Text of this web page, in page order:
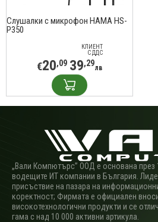
Слушалки с микрофон HAMA HS-
P350
КЛИЕНТ
С ДДС
€20,09 39,29лв
„Вали Компютърс” ООД е основана през
водещите ИТ компании в България.
присъствие на пазара на
коректност; Фирмата е официален
високотехнологични продукти и се
гама с над 10 000 активни артикула.